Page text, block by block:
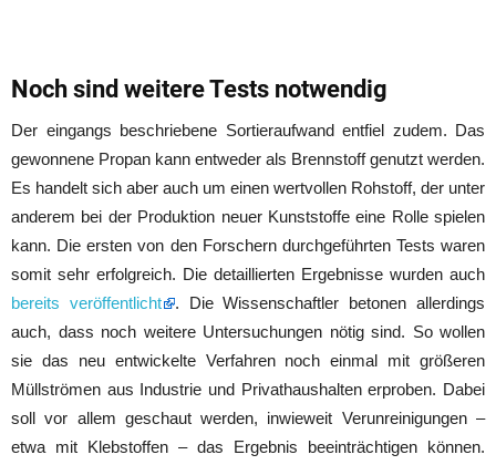
Noch sind weitere Tests notwendig
Der eingangs beschriebene Sortieraufwand entfiel zudem. Das
gewonnene Propan kann entweder als Brennstoff genutzt werden.
Es handelt sich aber auch um einen wertvollen Rohstoff, der unter
anderem bei der Produktion neuer Kunststoffe eine Rolle spielen
kann. Die ersten von den Forschern durchgeführten Tests waren
somit sehr erfolgreich. Die detaillierten Ergebnisse wurden auch
bereits veröffentlicht
. Die Wissenschaftler betonen allerdings
auch, dass noch weitere Untersuchungen nötig sind. So wollen
sie das neu entwickelte Verfahren noch einmal mit größeren
Müllströmen aus Industrie und Privathaushalten erproben. Dabei
soll vor allem geschaut werden, inwieweit Verunreinigungen –
etwa mit Klebstoffen – das Ergebnis beeinträchtigen können.